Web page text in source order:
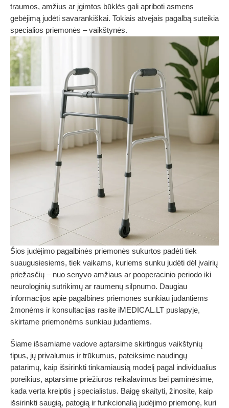
traumos, amžius ar įgimtos būklės gali apriboti asmens
gebėjimą judėti savarankiškai. Tokiais atvejais pagalbą suteikia
specialios priemonės – vaikštynės.
Šios judėjimo pagalbinės priemonės sukurtos padėti tiek
suaugusiesiems, tiek vaikams, kuriems sunku judėti dėl įvairių
priežasčių – nuo senyvo amžiaus ar pooperacinio periodo iki
neurologinių sutrikimų ar raumenų silpnumo. Daugiau
informacijos apie pagalbines priemones sunkiau judantiems
žmonėms ir konsultacijas rasite iMEDICAL.LT puslapyje,
skirtame priemonėms sunkiau judantiems.
Šiame išsamiame vadove aptarsime skirtingus vaikštynių
tipus, jų privalumus ir trūkumus, pateiksime naudingų
patarimų, kaip išsirinkti tinkamiausią modelį pagal individualius
poreikius, aptarsime priežiūros reikalavimus bei paminėsime,
kada verta kreiptis į specialistus. Baigę skaityti, žinosite, kaip
išsirinkti saugią, patogią ir funkcionalią judėjimo priemonę, kuri